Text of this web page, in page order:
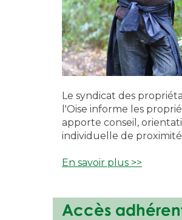
Le syndicat des
l'Oise informe les
apporte conseil,
individuelle de
En savoir plus >>
Accès